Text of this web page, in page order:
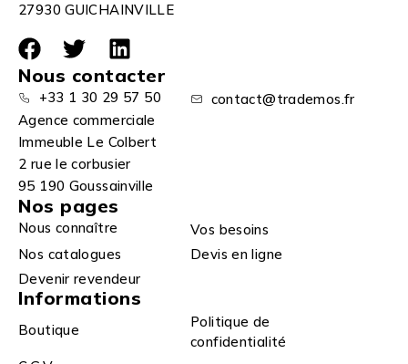
27930 GUICHAINVILLE
Nous contacter
+33 1 30 29 57 50
contact@trademos.fr
Agence commerciale
Immeuble Le Colbert
2 rue le corbusier
95 190 Goussainville
Nos pages
Nous connaître
Vos besoins
Nos catalogues
Devis en ligne
Devenir revendeur
Informations
Boutique
Politique de
confidentialité